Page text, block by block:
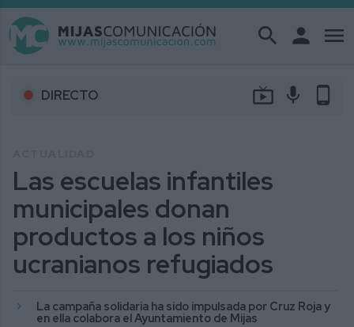
search person menu
DIRECTO live_tv mic phone_android
Las escuelas infantiles
municipales donan
productos a los niños
ucranianos refugiados
La campaña solidaria ha sido impulsada por Cruz Roja y
en ella colabora el Ayuntamiento de Mijas